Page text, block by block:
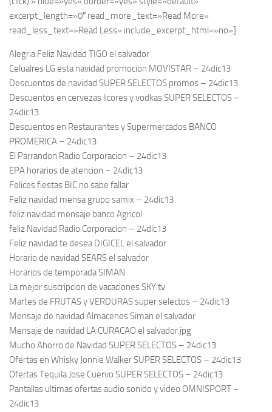
excerpt_length=»0″ read_more_text=»Read More»
read_less_text=»Read Less» include_excerpt_html=»no»]
Alegria Feliz Navidad TIGO el salvador
Celualres LG esta navidad promocion MOVISTAR – 24dic13
Descuentos de navidad SUPER SELECTOS promos – 24dic13
Descuentos en cervezas licores y vodkas SUPER SELECTOS –
24dic13
Descuentos en Restaurantes y Supermercados BANCO
PROMERICA – 24dic13
El Parrandon Radio Corporacion – 24dic13
EPA horarios de atencion – 24dic13
Felices fiestas BIC no sabe fallar
Feliz navidad mensa grupo samix – 24dic13
feliz navidad mensaje banco Agricol
feliz Navidad Radio Corporacion – 24dic13
Feliz navidad te desea DIGICEL el salvador
Horario de navidad SEARS el salvador
Horarios de temporada SIMAN
La mejor suscripcion de vacaciones SKY tv
Martes de FRUTAS y VERDURAS super selectos – 24dic13
Mensaje de navidad Almacenes Siman el salvador
Mensaje de navidad LA CURACAO el salvador.jpg
Mucho Ahorro de Navidad SUPER SELECTOS – 24dic13
Ofertas en Whisky Jonnie Walker SUPER SELECTOS – 24dic13
Ofertas Tequila Jose Cuervo SUPER SELECTOS – 24dic13
Pantallas ultimas ofertas audio sonido y video OMNISPORT –
24dic13